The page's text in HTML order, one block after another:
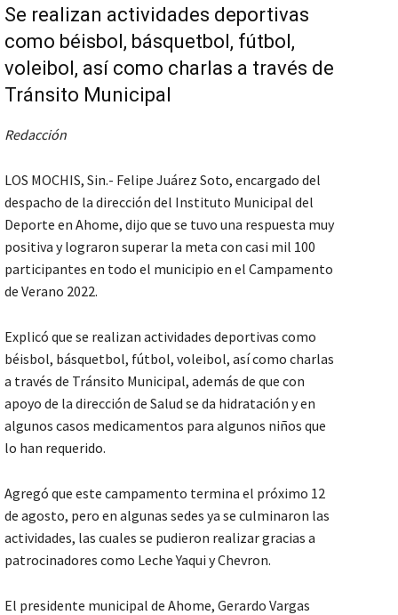
Se realizan actividades deportivas
como béisbol, básquetbol, fútbol,
voleibol, así como charlas a través de
Tránsito Municipal
Redacción
LOS MOCHIS, Sin.- Felipe Juárez Soto, encargado del
despacho de la dirección del Instituto Municipal del
Deporte en Ahome, dijo que se tuvo una respuesta muy
positiva y lograron superar la meta con casi mil 100
participantes en todo el municipio en el Campamento
de Verano 2022.
Explicó que se realizan actividades deportivas como
béisbol, básquetbol, fútbol, voleibol, así como charlas
a través de Tránsito Municipal, además de que con
apoyo de la dirección de Salud se da hidratación y en
algunos casos medicamentos para algunos niños que
lo han requerido.
Agregó que este campamento termina el próximo 12
de agosto, pero en algunas sedes ya se culminaron las
actividades, las cuales se pudieron realizar gracias a
patrocinadores como Leche Yaqui y Chevron.
El presidente municipal de Ahome, Gerardo Vargas